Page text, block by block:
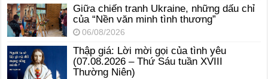
Giữa chiến tranh Ukraine, những dấu chỉ
của “Nền văn minh tình thương”
06/08/2026
Thập giá: Lời mời gọi của tình yêu
(07.08.2026 – Thứ Sáu tuần XVIII
Thường Niên)